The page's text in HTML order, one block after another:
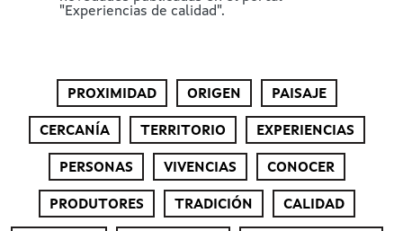
"Experiencias de calidad".
PROXIMIDAD ORIGEN PAISAJE
CERCANÍA TERRITORIO EXPERIENCIAS
PERSONAS VIVENCIAS CONOCER
PRODUTORES TRADICIÓN CALIDAD